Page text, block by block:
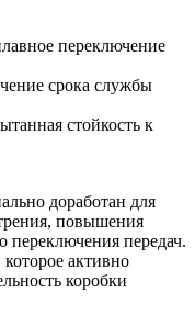
переключение
срока службы
стойкость к
доработан для
повышения
переключения передач.
активно
коробки